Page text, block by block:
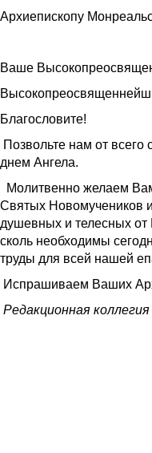
Архиепископу
Ваше
Благословите!
Позвольте нам от
днем Ангела.
Молитвенно желаем
Святых Новомучеников
душевных и телесных
сколь необходимы
труды для всей нашей
Испрашиваем Ваших
Редакционная